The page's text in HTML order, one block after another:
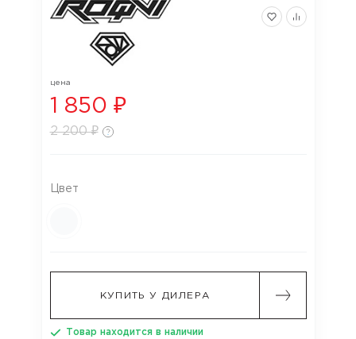
цена
1 850 ₽
2 200 ₽
Цвет
КУПИТЬ У ДИЛЕРА
Товар находится в наличии